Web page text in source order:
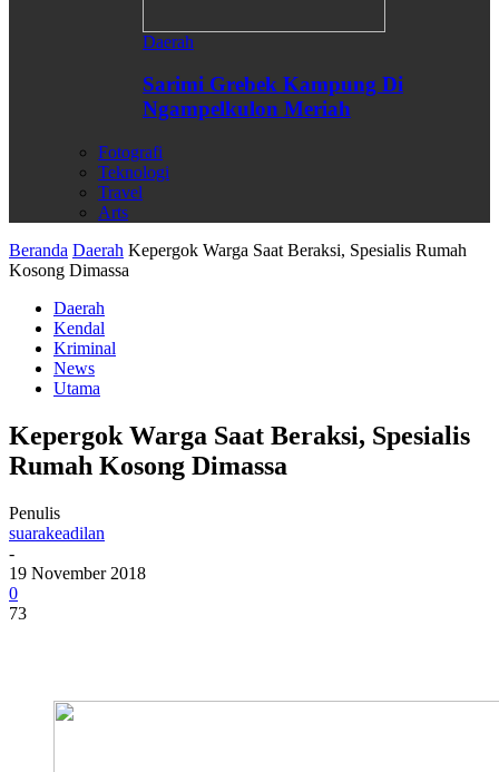
Daerah
Sarimi Grebek Kampung Di
Ngampelkulon Meriah
Fotografi
Teknologi
Travel
Arts
Beranda Daerah Kepergok Warga Saat Beraksi, Spesialis Rumah
Kosong Dimassa
Daerah
Kendal
Kriminal
News
Utama
Kepergok Warga Saat Beraksi, Spesialis
Rumah Kosong Dimassa
Penulis
suarakeadilan
-
19 November 2018
0
73